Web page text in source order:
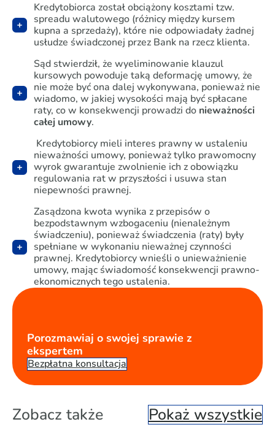
Kredytobiorca został obciążony kosztami tzw.
spreadu walutowego (różnicy między kursem
kupna a sprzedaży), które nie odpowiadały żadnej
usłudze świadczonej przez Bank na rzecz klienta.
Sąd stwierdził, że wyeliminowanie klauzul
kursowych powoduje taką deformację umowy, że
nie może być ona dalej wykonywana, ponieważ nie
wiadomo, w jakiej wysokości mają być spłacane
raty, co w konsekwencji prowadzi do nieważności
całej umowy.
Kredytobiorcy mieli interes prawny w ustaleniu
nieważności umowy, ponieważ tylko prawomocny
wyrok gwarantuje zwolnienie ich z obowiązku
regulowania rat w przyszłości i usuwa stan
niepewności prawnej.
Zasądzona kwota wynika z przepisów o
bezpodstawnym wzbogaceniu (nienależnym
świadczeniu), ponieważ świadczenia (raty) były
spełniane w wykonaniu nieważnej czynności
prawnej. Kredytobiorcy wnieśli o unieważnienie
umowy, mając świadomość konsekwencji prawno-
ekonomicznych tego ustalenia.
Porozmawiaj o swojej sprawie z
ekspertem
Bezpłatna konsultacja
Zobacz także Pokaż wszystkie